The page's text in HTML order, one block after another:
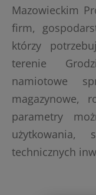
Mazowieckim
firm,
którzy
terenie
namiotowe
magazynowe,
parametry
użytkowania,
technicznych